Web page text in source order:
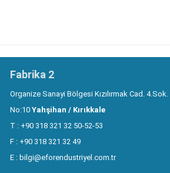
Fabrika 2
Organize Sanayi Bölgesi Kızılırmak Cad. 4.Sok.
No:10 Yahşihan / Kırıkkale
T : +90 318 321 32 50-52-53
F : +90 318 321 32 49
E : bilgi@eforendustriyel.com.tr